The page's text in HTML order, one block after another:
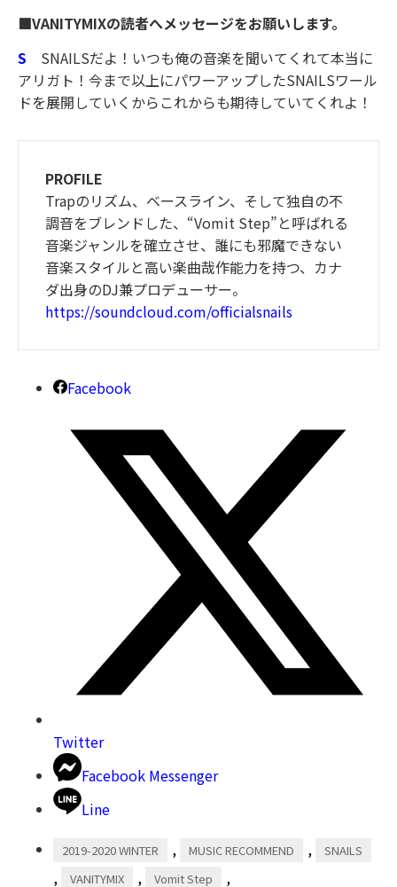
■VANITYMIXの読者へメッセージをお願いします。
S SNAILSだよ！いつも俺の音楽を聞いてくれて本当に
アリガト！今まで以上にパワーアップしたSNAILSワール
ドを展開していくからこれからも期待していてくれよ！
PROFILE
Trapのリズム、ベースライン、そして独自の不
調音をブレンドした、“Vomit Step”と呼ばれる
音楽ジャンルを確立させ、誰にも邪魔できない
音楽スタイルと高い楽曲哉作能力を持つ、カナ
ダ出身のDJ兼プロデューサー。
https://soundcloud.com/officialsnails
Facebook
Twitter
Facebook Messenger
Line
2019-2020 WINTER , MUSIC RECOMMEND , SNAILS
, VANITYMIX , Vomit Step ,